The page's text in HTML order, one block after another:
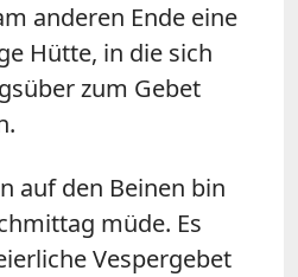
anderen Ende eine
Hütte, in die sich
zum Gebet
auf den Beinen bin
müde. Es
Vespergebet